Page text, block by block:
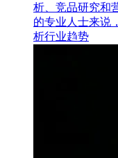
析、竞品研究和
的专业人士来说
析行业趋势